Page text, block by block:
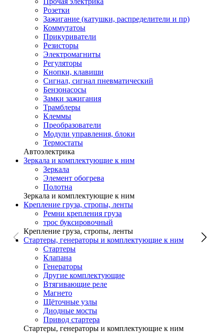
Розетки
Зажигание (катушки, распределители и пр)
Коммутатоы
Прикуриватели
Резисторы
Электромагниты
Регуляторы
Кнопки, клавиши
Сигнал, сигнал пневматический
Бензонасосы
Замки зажигания
Трамблеры
Клеммы
Преобразователи
Модули управления, блоки
Термостаты
Автоэлектрика
Зеркала и комплектующие к ним
Зеркала
Элемент обогрева
Полотна
Зеркала и комплектующие к ним
Крепление груза, стропы, ленты
Ремни крепления груза
трос буксировочный
Крепление груза, стропы, ленты
Стартеры, генераторы и комплектующие к ним
Стартеры
Клапана
Генераторы
Другие комплектующие
Втягивающие реле
Магнето
Щёточные узлы
Диодные мосты
Привод стартера
Стартеры, генераторы и комплектующие к ним